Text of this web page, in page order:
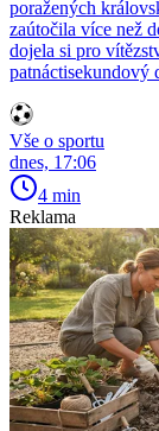
poražených
zaútočila více než
dojela si pro
patnáctisekundový
Vše o sportu
dnes, 17:06
4 min
Reklama